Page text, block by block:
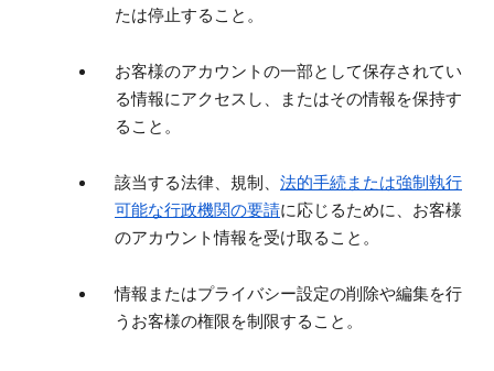
たは停止すること。
お客様のアカウントの一部として保存されてい
る情報にアクセスし、またはその情報を保持す
ること。
該当する法律、規制、 法的手続または強制執行
可能な行政機関の要請に応じるために、お客様
のアカウント情報を受け取ること。
情報またはプライバシー設定の削除や編集を行
うお客様の権限を制限すること。